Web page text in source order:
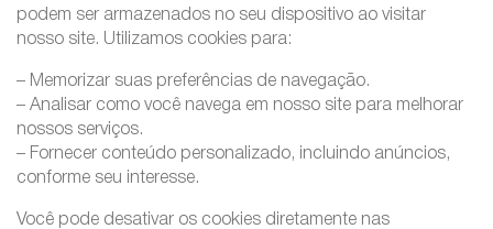
podem ser armazenados no seu dispositivo ao visitar
nosso site. Utilizamos cookies para:
– Memorizar suas preferências de navegação.
– Analisar como você navega em nosso site para melhorar
nossos serviços.
– Fornecer conteúdo personalizado, incluindo anúncios,
conforme seu interesse.
Você pode desativar os cookies diretamente nas